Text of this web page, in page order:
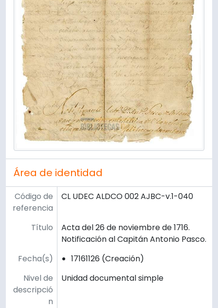
Área de identidad
Código de
referencia
CL UDEC ALDCO 002 AJBC-v.1-040
Título
Acta del 26 de noviembre de 1716.
Notificación al Capitán Antonio Pasco.
Fecha(s)
17161126 (Creación)
Nivel de
descripció
n
Unidad documental simple